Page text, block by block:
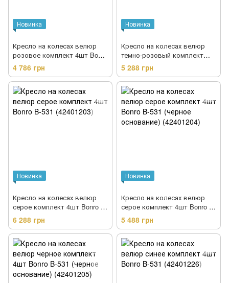
Новинка
Кресло на колесах велюр
розовое комплект 4шт Bonro
B-531 (42401200)
4 786 грн
Новинка
Кресло на колесах велюр
темно-розовый комплект
4шт Bonro B-531 (42401202)
5 288 грн
Новинка
Кресло на колесах велюр
серое комплект 4шт Bonro B-
531 (42401203)
6 288 грн
Новинка
Кресло на колесах велюр
серое комплект 4шт Bonro B-
531 (черное основание)
(42401204)
5 488 грн